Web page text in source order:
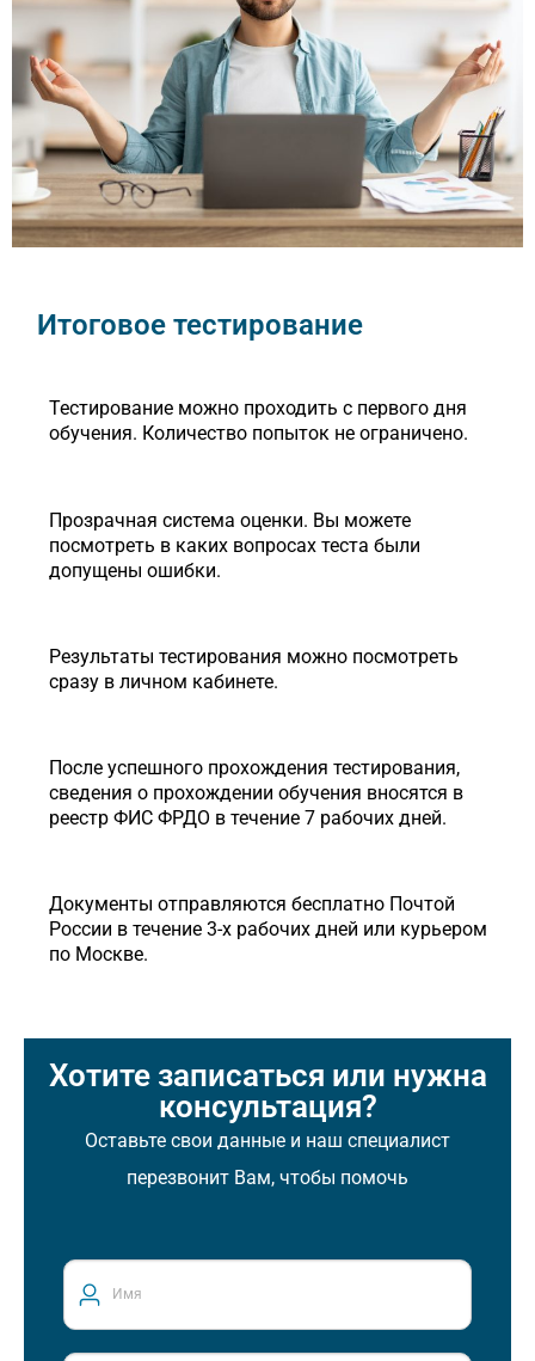
Итоговое тестирование
Тестирование можно проходить с первого дня
обучения. Количество попыток не ограничено.
Прозрачная система оценки. Вы можете
посмотреть в каких вопросах теста были
допущены ошибки.
Результаты тестирования можно посмотреть
сразу в личном кабинете.
После успешного прохождения тестирования,
сведения о прохождении обучения вносятся в
реестр ФИС ФРДО в течение 7 рабочих дней.
Документы отправляются бесплатно Почтой
России в течение 3-х рабочих дней или курьером
по Москве.
Хотите записаться или нужна
консультация?
Оставьте свои данные и наш специалист
перезвонит Вам, чтобы помочь